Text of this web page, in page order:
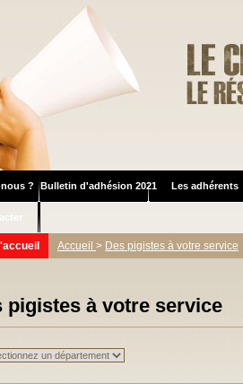
? Bulletin d'adhésion 2021 Les adhérents
Accueil > Des pigistes à votre service
pigistes à votre service